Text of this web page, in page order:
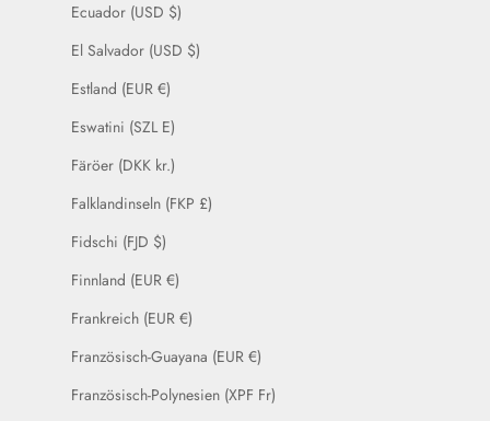
Ecuador (USD $)
El Salvador (USD $)
Estland (EUR €)
Eswatini (SZL E)
Färöer (DKK kr.)
Falklandinseln (FKP £)
Fidschi (FJD $)
Finnland (EUR €)
Frankreich (EUR €)
Französisch-Guayana (EUR €)
Französisch-Polynesien (XPF Fr)